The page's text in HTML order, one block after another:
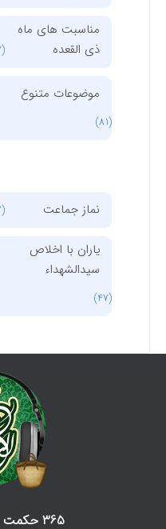
مناسبت های ماه
ذی القعده
موضوعات متنوع
نماز جماعت
یاران با اخلاص
سیدالشهداء
365 حکمت صوتی نهج البلاغه